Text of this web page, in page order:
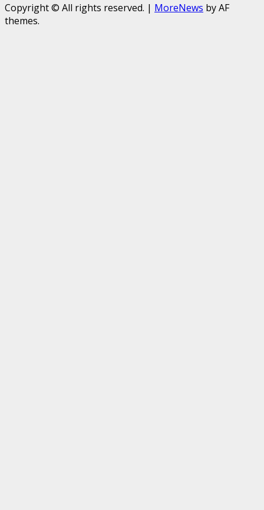
Copyright © All rights reserved. | MoreNews by AF
themes.